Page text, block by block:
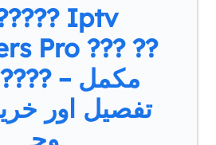
Iptv
Pro ??? ??
?? ??
تفصیل اور
وجہ